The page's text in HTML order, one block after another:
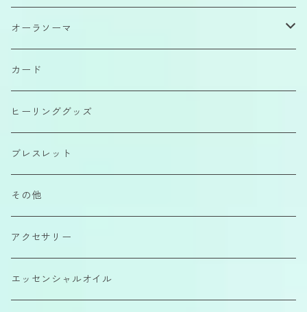
原石
磨きもの
カボション
さざれ石
オーラソーマ
イクイリブリアムボトル
ポマンダー
クイントエッセンス
エアーコンディショナー
カラーエッセンス
カード
ヒーリンググッズ
ブレスレット
その他
アクセサリー
エッセンシャルオイル